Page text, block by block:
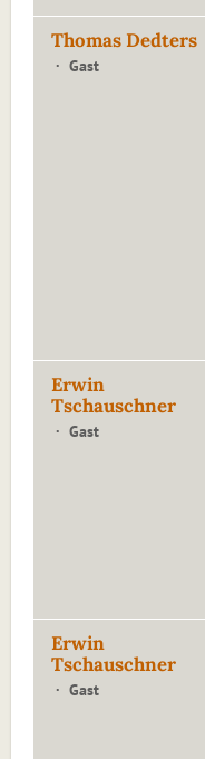
Thomas Dedters
Gast
Erwin
Tschauschner
Gast
Erwin
Tschauschner
Gast